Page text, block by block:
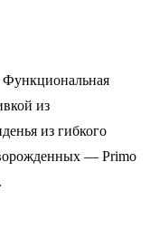
Функциональная
из
из гибкого
— Primo